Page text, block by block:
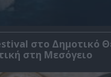
στο Δημοτικό
στη Μεσόγειο